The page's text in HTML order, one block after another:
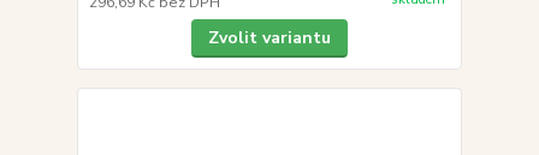
Zvolit variantu